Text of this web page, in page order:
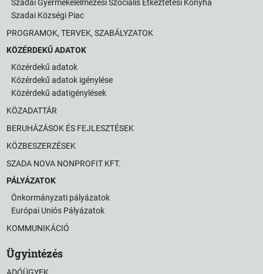
Szadai Gyermekélelmezési Szociális Étkeztetési Konyha
Szadai Községi Piac
PROGRAMOK, TERVEK, SZABÁLYZATOK
KÖZÉRDEKŰ ADATOK
Közérdekű adatok
Közérdekű adatok igénylése
Közérdekű adatigénylések
KÖZADATTÁR
BERUHÁZÁSOK ÉS FEJLESZTÉSEK
KÖZBESZERZÉSEK
SZADA NOVA NONPROFIT KFT.
PÁLYÁZATOK
Önkormányzati pályázatok
Európai Uniós Pályázatok
KOMMUNIKÁCIÓ
Ügyintézés